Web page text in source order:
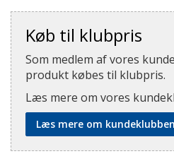
Køb til klubpris
Som medlem af vores
produkt købes til klubpris.
Læs mere om vores
Læs mere om kundeklubben